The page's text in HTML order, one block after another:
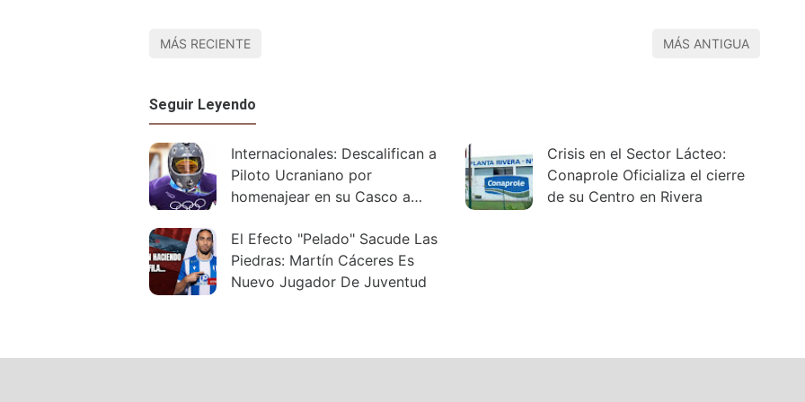
MÁS RECIENTE MÁS ANTIGUA
Seguir Leyendo
Internacionales: Descalifican a
Piloto Ucraniano por
homenajear en su Casco a
Crisis en el Sector Lácteo:
Conaprole Oficializa el cierre
de su Centro en Rivera
El Efecto "Pelado" Sacude Las
Piedras: Martín Cáceres Es
Nuevo Jugador De Juventud